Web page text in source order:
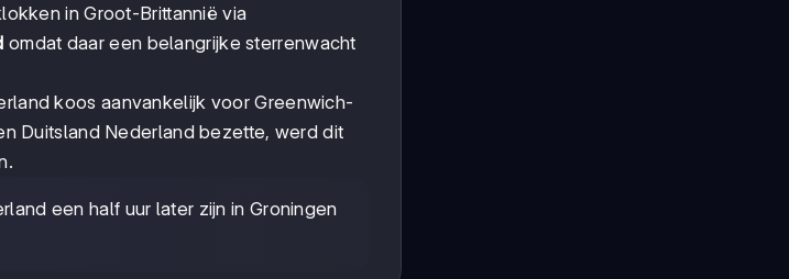
in Groot-Brittannië via
omdat daar een belangrijke sterrenwacht
koos aanvankelijk voor Greenwich-
Duitsland Nederland bezette, werd dit
een half uur later zijn in Groningen